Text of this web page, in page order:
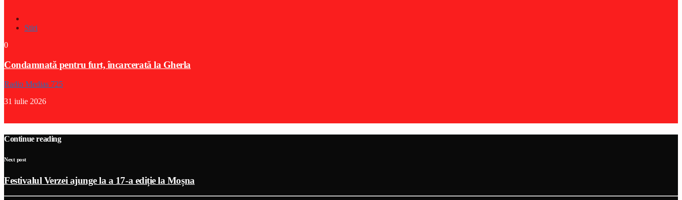
Stiri
0
Condamnată pentru furt, încarcerată la Gherla
Radio Medias 725
31 iulie 2026
Continue reading
Next post
Festivalul Verzei ajunge la a 17-a ediție la Moșna